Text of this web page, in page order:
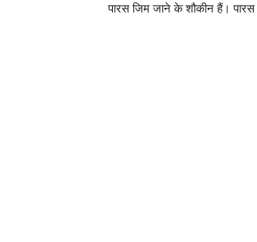
पारस जिम जाने के शौकीन हैं।